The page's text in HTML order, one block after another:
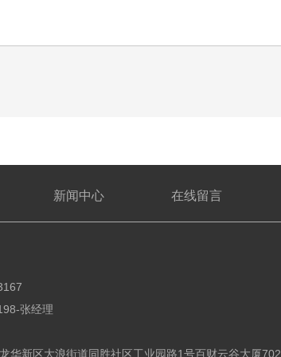
新闻中心 在线留言
张经理
华新区大浪街道同胜社区工业园路1号百财云谷大厦702